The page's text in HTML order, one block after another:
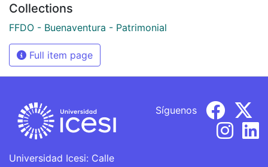
Collections
FFDO - Buenaventura - Patrimonial
Full item page
Universidad Icesi: Calle
Síguenos